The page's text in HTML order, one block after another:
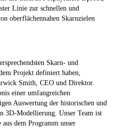
Linie zur schnellen und
oberflächennahen Skarnzielen
Skarn- und
Projekt definiert haben,
Smith, CEO und Direktor.
einer umfangreichen
Auswertung der historischen und
3D-Modellierung. Unser Team ist
aus dem Programm unser